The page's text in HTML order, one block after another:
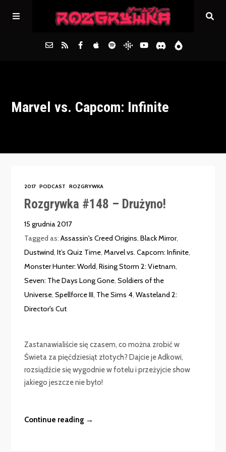
Archiwum
Marvel vs. Capcom: Infinite
2017 PODCAST ROZGRYWKA
Rozgrywka #148 – Drużyno!
15 grudnia 2017
Tagged as:Assassin's Creed Origins,Black Mirror,
Dustwind,It’s Quiz Time,Marvel vs. Capcom: Infinite,
Monster Hunter: World,Rising Storm 2: Vietnam,
Seven: The Days Long Gone,Soldiers of the
Universe,Spellforce III, The Sims 4,Wasteland 2:
Director's Cut
Zastanawialiście się czasem, co można zrobić w
Świeta za pięćdziesiąt złotych? Dajcie je Adkowi,
rozsiądźcie się wygodnie w fotelu i przeżyjcie show
jakiego jeszcze nie było!
Continue reading →